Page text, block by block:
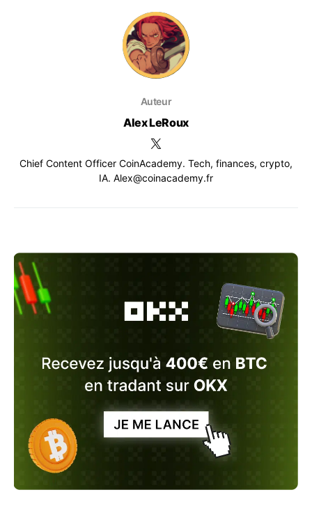
Auteur
Alex LeRoux
Chief Content Officer CoinAcademy. Tech, finances, crypto,
IA. Alex@coinacademy.fr